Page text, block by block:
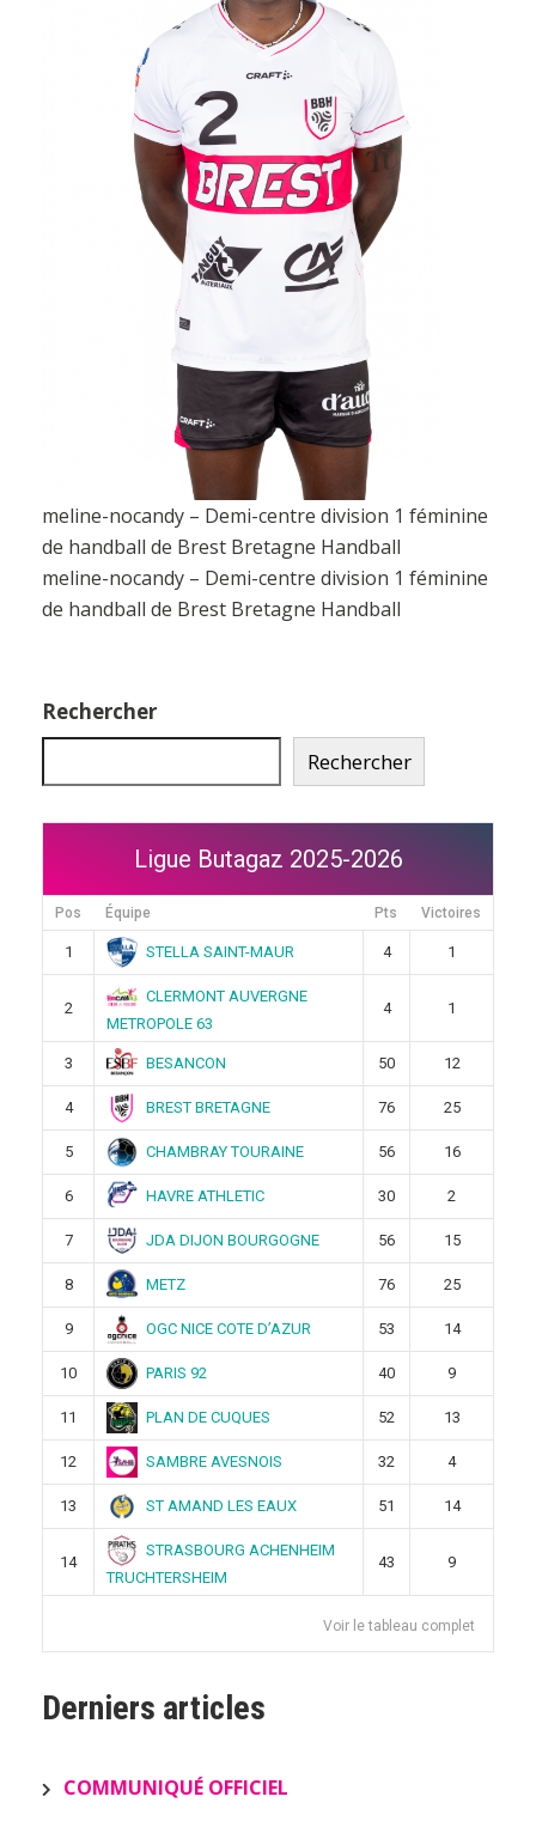
meline-nocandy – Demi-centre division 1 féminine
de handball de Brest Bretagne Handball
meline-nocandy – Demi-centre division 1 féminine
de handball de Brest Bretagne Handball
Rechercher
Rechercher
Ligue Butagaz 2025-2026
Pos Équipe Pts Victoires
1 STELLA SAINT-MAUR 4 1
2
CLERMONT AUVERGNE
METROPOLE 63
4 1
3 BESANCON 50 12
4 BREST BRETAGNE 76 25
5 CHAMBRAY TOURAINE 56 16
6 HAVRE ATHLETIC 30 2
7 JDA DIJON BOURGOGNE 56 15
8 METZ 76 25
9 OGC NICE COTE D’AZUR 53 14
10 PARIS 92 40 9
11 PLAN DE CUQUES 52 13
12 SAMBRE AVESNOIS 32 4
13 ST AMAND LES EAUX 51 14
14
STRASBOURG ACHENHEIM
TRUCHTERSHEIM
43 9
Voir le tableau complet
Derniers articles
COMMUNIQUÉ OFFICIEL